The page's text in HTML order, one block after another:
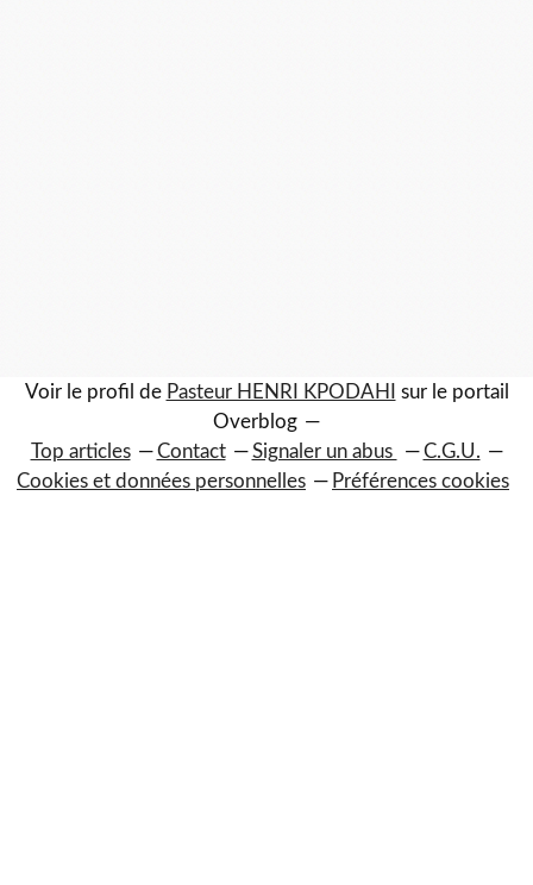
Voir le profil de Pasteur HENRI KPODAHI
sur le portail
Overblog
Top articles
Contact Signaler un abus
C.G.U.
Cookies et données personnelles
Préférences cookies